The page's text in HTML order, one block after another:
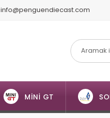
info@penguendiecast.com
MİNİ GT